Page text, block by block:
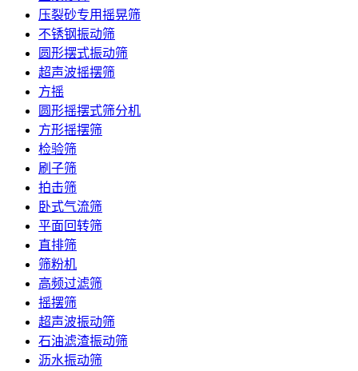
压裂砂专用摇晃筛
不锈钢振动筛
圆形摆式振动筛
超声波摇摆筛
方摇
圆形摇摆式筛分机
方形摇摆筛
检验筛
刷子筛
拍击筛
卧式气流筛
平面回转筛
直排筛
筛粉机
高频过滤筛
摇摆筛
超声波振动筛
石油滤渣振动筛
沥水振动筛